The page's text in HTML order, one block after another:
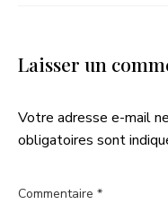
Laisser un
Votre adresse e-mail
obligatoires sont
Commentaire *